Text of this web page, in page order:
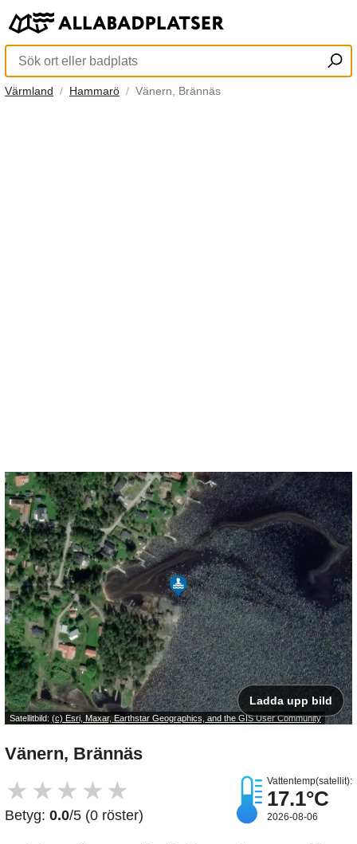
Värmland Hammarö Vänern, Brännäs
Satellitbild: (c) Esri, Maxar, Earthstar Geographics, and the GIS User Community
Ladda upp bild
Vänern, Brännäs
★ ★ ★ ★ ★
Betyg: 0.0/5 (0 röster)
Vattentemp(satellit):
17.1°C
2026-08-06